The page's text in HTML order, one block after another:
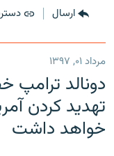
ارسال
مرداد ۰۱, ۱۳۹۷
دونالد
تهدید کردن
خواهد داشت